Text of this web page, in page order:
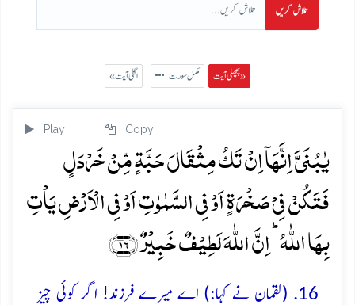
تلاش کریں
پچھلی آیت » مکمل سورت « اگلی آیت
Play Copy
یٰبُنَیَّ اِنَّہَاۤ اِنۡ تَکُ مِثۡقَالَ حَبَّۃٍ مِّنۡ خَرۡدَلٍ
فَتَکُنۡ فِیۡ صَخۡرَۃٍ اَوۡ فِی السَّمٰوٰتِ اَوۡ فِی الۡاَرۡضِ یَاۡتِ
بِہَا اللّٰہُ ؕ اِنَّ اللّٰہَ لَطِیۡفٌ خَبِیۡرٌ ﴿۱۶﴾
16. (لقمان نے کہا:) اے میرے فرزند! اگر کوئی چیز